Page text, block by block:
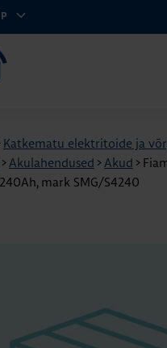
Katkematu elektritoide ja
>Akulahendused >Akud >
mark SMG/S4240